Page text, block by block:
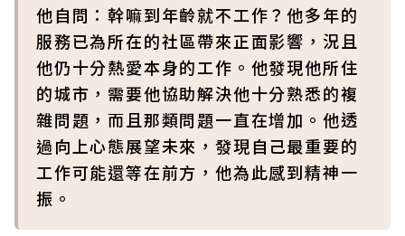
他自問：幹嘛到年齡就不工作？他多年的
服務已為所在的社區帶來正面影響，況且
他仍十分熱愛本身的工作。他發現他所住
的城市，需要他協助解決他十分熟悉的複
雜問題，而且那類問題一直在增加。他透
過向上心態展望未來，發現自己最重要的
工作可能還等在前方，他為此感到精神一
振。